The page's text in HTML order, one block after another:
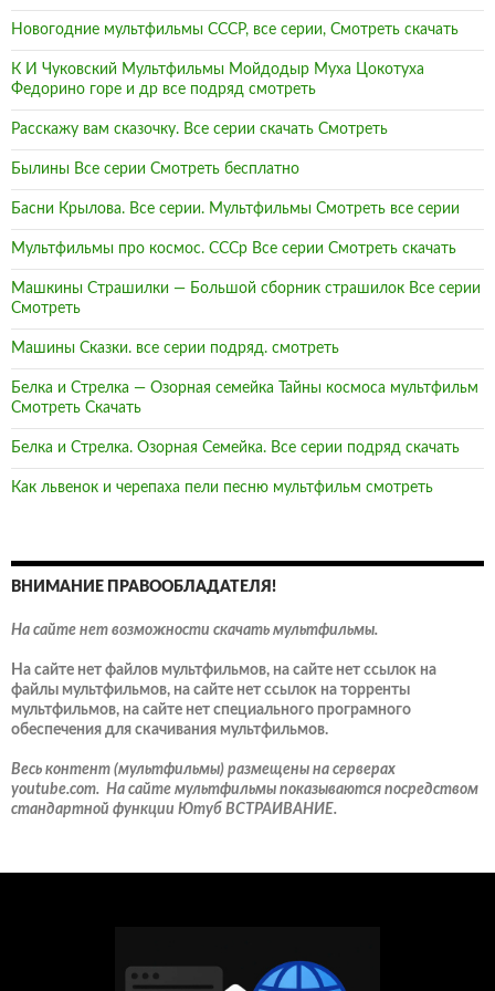
Новогодние мультфильмы СССР, все серии, Смотреть скачать
К И Чуковский Мультфильмы Мойдодыр Муха Цокотуха
Федорино горе и др все подряд смотреть
Расскажу вам сказочку. Все серии скачать Смотреть
Былины Все серии Смотреть бесплатно
Басни Крылова. Все серии. Мультфильмы Смотреть все серии
Мультфильмы про космос. СССр Все серии Смотреть скачать
Машкины Страшилки — Большой сборник страшилок Все серии
Смотреть
Машины Сказки. все серии подряд. смотреть
Белка и Стрелка — Озорная семейка Тайны космоса мультфильм
Смотреть Скачать
Белка и Стрелка. Озорная Семейка. Все серии подряд скачать
Как львенок и черепаха пели песню мультфильм смотреть
ВНИМАНИЕ ПРАВООБЛАДАТЕЛЯ!
На сайте нет возможности скачать мультфильмы.
На сайте нет файлов мультфильмов, на сайте нет ссылок на
файлы мультфильмов, на сайте нет ссылок на торренты
мультфильмов, на сайте нет специального програмного
обеспечения для скачивания мультфильмов.
Весь контент (мультфильмы) размещены на серверах
youtube.com. На сайте мультфильмы показываются посредством
стандартной функции Ютуб ВСТРАИВАНИЕ.